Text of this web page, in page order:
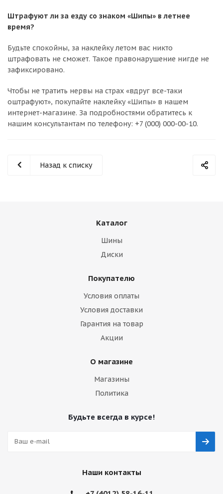
Штрафуют ли за езду со знаком «Шипы» в летнее
время?
Будьте спокойны, за наклейку летом вас никто
штрафовать не сможет. Такое правонарушение нигде не
зафиксировано.
Чтобы не тратить нервы на страх «вдруг все-таки
оштрафуют», покупайте наклейку «Шипы» в нашем
интернет-магазине. За подробностями обратитесь к
нашим консультантам по телефону: +7 (000) 000-00-10.
Назад к списку
Каталог
Шины
Диски
Покупателю
Условия оплаты
Условия доставки
Гарантия на товар
Акции
О магазине
Магазины
Политика
Будьте всегда в курсе!
Наши контакты